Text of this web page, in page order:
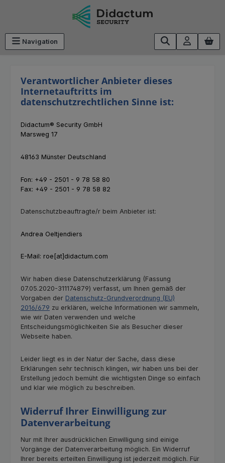
Zum Hauptinhalt springen
Navigation
Verantwortlicher Anbieter dieses
Internetauftritts im
datenschutzrechtlichen Sinne ist:
Didactum® Security GmbH
Marsweg 17
48163 Münster Deutschland
Fon: +49 - 2501 - 9 78 58 80
Fax: +49 - 2501 - 9 78 58 82
Datenschutzbeauftragte/r beim Anbieter ist:
Andrea Oeltjendiers
E-Mail: roe[at]didactum.com
Wir haben diese Datenschutzerklärung (Fassung
07.05.2020-311174879) verfasst, um Ihnen gemäß der
Vorgaben der Datenschutz-Grundverordnung (EU)
2016/679 zu erklären, welche Informationen wir sammeln,
wie wir Daten verwenden und welche
Entscheidungsmöglichkeiten Sie als Besucher dieser
Webseite haben.
Leider liegt es in der Natur der Sache, dass diese
Erklärungen sehr technisch klingen, wir haben uns bei der
Erstellung jedoch bemüht die wichtigsten Dinge so einfach
und klar wie möglich zu beschreiben.
Widerruf Ihrer Einwilligung zur
Datenverarbeitung
Nur mit Ihrer ausdrücklichen Einwilligung sind einige
Vorgänge der Datenverarbeitung möglich. Ein Widerruf
Ihrer bereits erteilten Einwilligung ist jederzeit möglich. Für